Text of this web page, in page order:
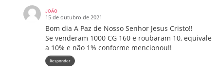
JOÃO
15 de outubro de 2021
Bom dia A Paz de Nosso Senhor Jesus Cristo!!
Se venderam 1000 CG 160 e roubaram 10, equivale
a 10% e não 1% conforme mencionou!!
Responder